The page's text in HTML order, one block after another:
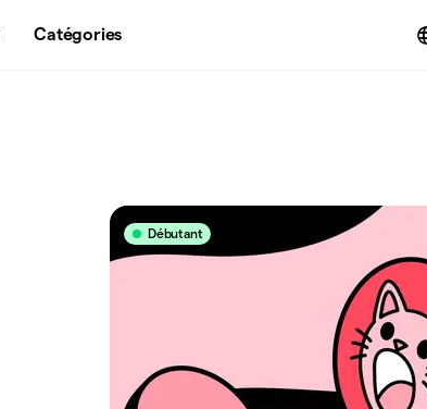
Catégories
Débutant